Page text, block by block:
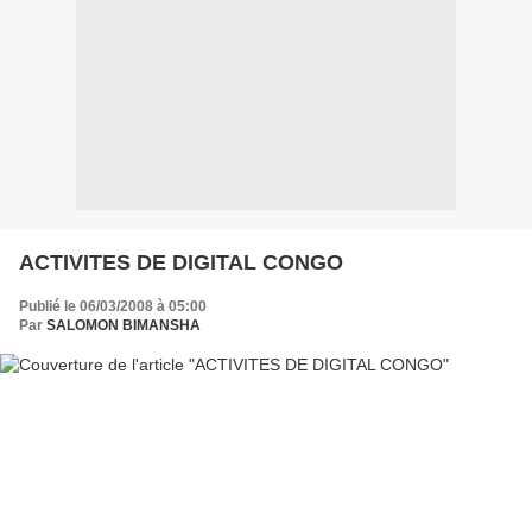
ACTIVITES DE DIGITAL CONGO
Publié le 06/03/2008 à 05:00
Par SALOMON BIMANSHA